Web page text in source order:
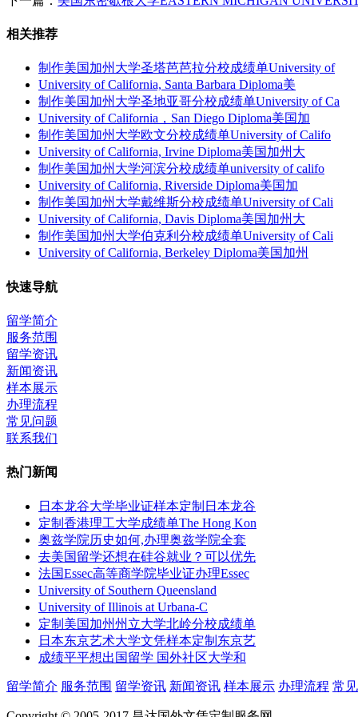
相关推荐
制作美国加州大学圣塔芭芭拉分校成绩单University of
University of California, Santa Barbara Diploma美
制作美国加州大学圣地亚哥分校成绩单University of Ca
University of California，San Diego Diploma美国加
制作美国加州大学欧文分校成绩单University of Califo
University of California, Irvine Diploma美国加州大
制作美国加州大学河滨分校成绩单university of califo
University of California, Riverside Diploma美国加
制作美国加州大学戴维斯分校成绩单University of Cali
University of California, Davis Diploma美国加州大
制作美国加州大学伯克利分校成绩单University of Cali
University of California, Berkeley Diploma美国加州
快速导航
留学简介
服务范围
留学资讯
新闻资讯
样本展示
办理流程
常见问题
联系我们
热门新闻
日本龙谷大学毕业证样本定制日本龙谷
定制香港理工大学成绩单The Hong Kon
奥兹学院历史如何,办理奥兹学院全套
去美国留学还想在硅谷就业？可以优先
法国Essec高等商学院毕业证办理Essec
University of Southern Queensland
University of Illinois at Urbana-C
定制美国加州州立大学北岭分校成绩单
日本东京艺术大学文凭样本定制东京艺
成绩平平想出国留学 国外社区大学和
留学简介 服务范围 留学资讯 新闻资讯 样本展示 办理流程 常